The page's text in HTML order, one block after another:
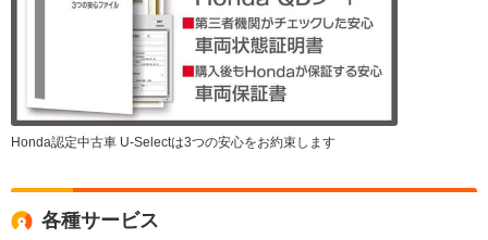
Honda認定中古車 U-Selectは3つの安心をお約束します
各種サービス